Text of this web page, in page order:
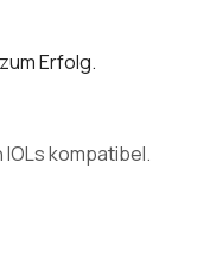
Erfolg.
IOLs kompatibel.